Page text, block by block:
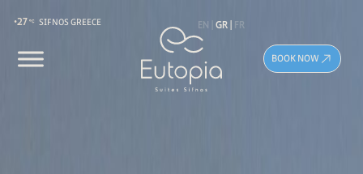
27 SIFNOS GREECE EN GR FR
BOOK NOW